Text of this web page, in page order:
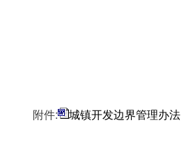
自
2026
附件: 城镇开发边界管理办法